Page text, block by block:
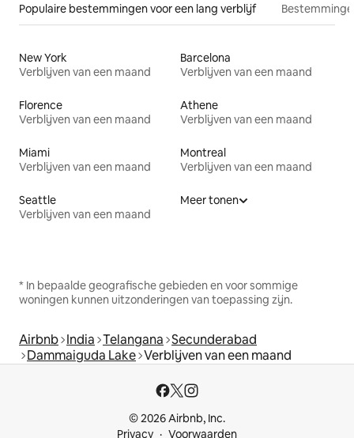
Populaire bestemmingen voor een lang verblijf
New York
Verblijven van een maand
Barcelona
Verblijven van een maand
Florence
Verblijven van een maand
Athene
Verblijven van een maand
Miami
Verblijven van een maand
Montreal
Verblijven van een maand
Seattle
Verblijven van een maand
Meer tonen
* In bepaalde geografische gebieden en voor sommige
woningen kunnen uitzonderingen van toepassing zijn.
Airbnb India Telangana Secunderabad
Dammaiguda Lake Verblijven van een maand
© 2026 Airbnb, Inc.
Privacy
Voorwaarden